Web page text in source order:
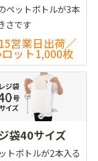
ペットボトルが3本
さです
営業日出荷／
ット1,000枚
袋40サイズ
トボトルが2本入る